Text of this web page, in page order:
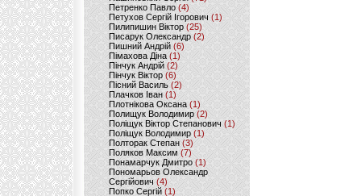
Петренко Павло (4)
Петухов Сергій Ігорович (1)
Пилипишин Віктор(25)
Писарук Олександр(2)
Пишний Андрій (6)
Пімахова Діна(1)
Пінчук Андрій(2)
Пінчук Віктор (6)
Пісний Василь (2)
Плачков Іван(1)
Плотнікова Оксана (1)
Полищук Володимир(2)
Поліщук Віктор Степанович(1)
Поліщук Володимир (1)
Полторак Степан(3)
Поляков Максим (7)
Понамарчук Дмитро (1)
Пономарьов Олександр
Сергійович(4)
Попко Сергій (1)